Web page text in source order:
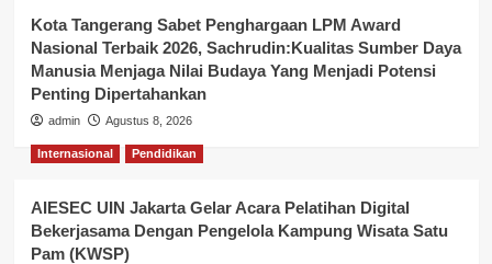
Kota Tangerang Sabet Penghargaan LPM Award
Nasional Terbaik 2026, Sachrudin:Kualitas Sumber Daya
Manusia Menjaga Nilai Budaya Yang Menjadi Potensi
Penting Dipertahankan
admin Agustus 8, 2026
Internasional Pendidikan
AIESEC UIN Jakarta Gelar Acara Pelatihan Digital
Bekerjasama Dengan Pengelola Kampung Wisata Satu
Pam (KWSP)